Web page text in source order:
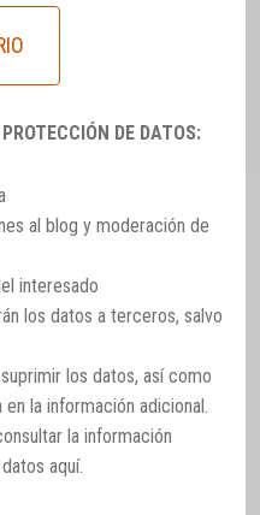
DE DATOS:
al blog y moderación de
interesado
los datos a terceros, salvo
los datos, así como
la información adicional.
la información
aquí.